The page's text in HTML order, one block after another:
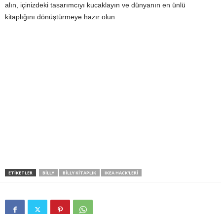
alın, içinizdeki tasarımcıyı kucaklayın ve dünyanın en ünlü
kitaplığını dönüştürmeye hazır olun
ETIKETLER BILLY BILLY KITAPLIK IKEA HACK'LERI